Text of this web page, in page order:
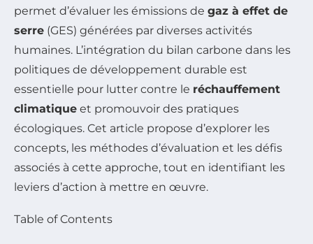
permet d’évaluer les émissions de gaz à effet de
serre (GES) générées par diverses activités
humaines. L’intégration du bilan carbone dans les
politiques de développement durable est
essentielle pour lutter contre le réchauffement
climatique et promouvoir des pratiques
écologiques. Cet article propose d’explorer les
concepts, les méthodes d’évaluation et les défis
associés à cette approche, tout en identifiant les
leviers d’action à mettre en œuvre.
Table of Contents